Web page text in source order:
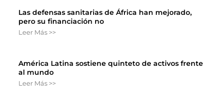
Las defensas sanitarias de África han mejorado,
pero su financiación no
Leer Más >>
América Latina sostiene quinteto de activos frente
al mundo
Leer Más >>